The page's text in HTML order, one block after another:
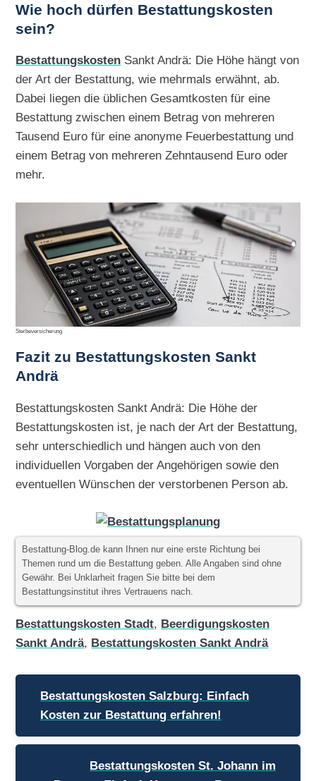
Wie hoch dürfen Bestattungskosten
sein?
Bestattungskosten Sankt Andrä: Die Höhe hängt von
der Art der Bestattung, wie mehrmals erwähnt, ab.
Dabei liegen die üblichen Gesamtkosten für eine
Bestattung zwischen einem Betrag von mehreren
Tausend Euro für eine anonyme Feuerbestattung und
einem Betrag von mehreren Zehntausend Euro oder
mehr.
Sterbeversicherung
Fazit zu Bestattungskosten Sankt
Andrä
Bestattungskosten Sankt Andrä: Die Höhe der
Bestattungskosten ist, je nach der Art der Bestattung,
sehr unterschiedlich und hängen auch von den
individuellen Vorgaben der Angehörigen sowie den
eventuellen Wünschen der verstorbenen Person ab.
Bestattung-Blog.de kann Ihnen nur eine erste Richtung bei
Themen rund um die Bestattung geben. Alle Angaben sind ohne
Gewähr. Bei Unklarheit fragen Sie bitte bei dem
Bestattungsinstitut ihres Vertrauens nach.
Bestattungskosten Stadt, Beerdigungskosten
Sankt Andrä, Bestattungskosten Sankt Andrä
Beitragsnavigation
Bestattungskosten Salzburg: Einfach
Kosten zur Bestattung erfahren!
Bestattungskosten St. Johann im